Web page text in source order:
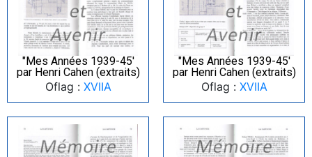
"Mes Années 1939-45′
par Henri Cahen (extraits)
Oflag : XVIIA
"Mes Années 1939-45′
par Henri Cahen (extraits)
Oflag : XVIIA